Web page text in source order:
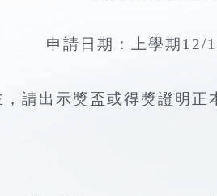
申請日期：上學期12/
請出示獎盃或得獎證明